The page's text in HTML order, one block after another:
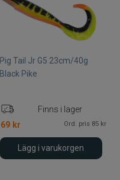
Pig Tail Jr G5 23cm/40g
Black Pike
Finns i lager
69 kr Ord. pris 85 kr
Lägg i varukorgen